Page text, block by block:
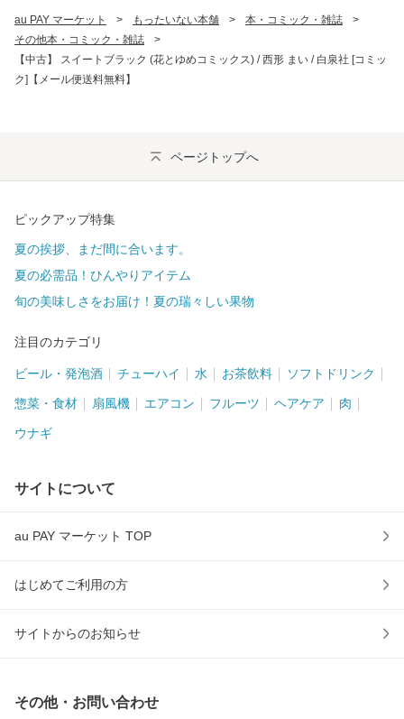
au PAY マーケット > もったいない本舗 > 本・コミック・雑誌
>
その他本・コミック・雑誌
>
【中古】 スイートブラック (花とゆめコミックス) / 西形 まい / 白泉社 [コミッ
ク]【メール便送料無料】
ページトップへ
ピックアップ特集
夏の挨拶、まだ間に合います。
夏の必需品！ひんやりアイテム
旬の美味しさをお届け！夏の瑞々しい果物
注目のカテゴリ
ビール・発泡酒 チューハイ 水 お茶飲料 ソフトドリンク
惣菜・食材 扇風機 エアコン フルーツ ヘアケア 肉
ウナギ
サイトについて
au PAY マーケット TOP
はじめてご利用の方
サイトからのお知らせ
その他・お問い合わせ